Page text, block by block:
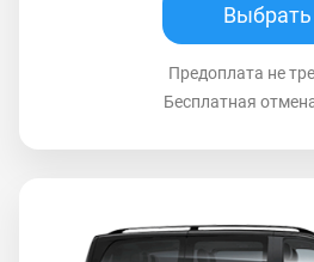
Выбрать
Предоплата не
Бесплатная